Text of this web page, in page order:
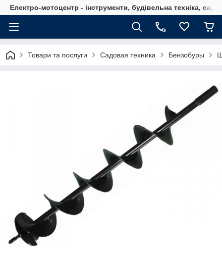
Електро-мотоцентр - інструменти, будівельна техніка,
Товари та послуги Садовая техника Бензобуры